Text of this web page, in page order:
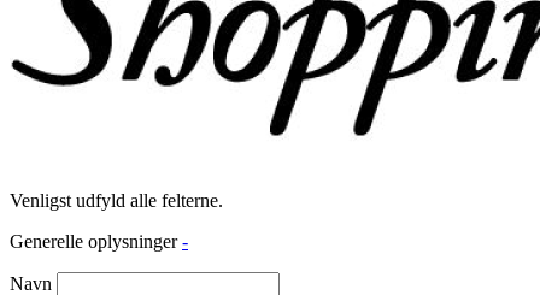
Venligst udfyld alle felterne.
Generelle oplysninger -
Navn